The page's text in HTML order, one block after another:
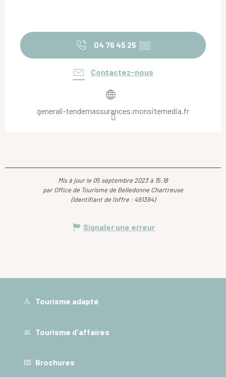
04 76 45 25 ▒▒
Contactez-nous
generali-tendemassurances.monsitemedia.fr
Mis à jour le 05 septembre 2023 à 15:18
par Office de Tourisme de Belledonne Chartreuse
(Identifiant de l'offre : 491394)
Signaler une erreur
Tourisme adapté
Tourisme d'affaires
Brochures